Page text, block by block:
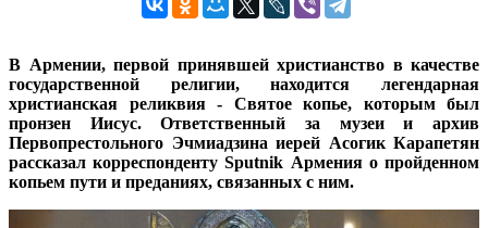
В Армении, первой принявшей христианство в качестве
государственной религии, находится легендарная
христианская реликвия - Святое копье, которым был
пронзен Иисус. Ответственный за музеи и архив
Первопрестольного Эчмиадзина иерей Асогик Карапетян
рассказал корреспонденту Sputnik Армения о пройденном
копьем пути и преданиях, связанных с ним.